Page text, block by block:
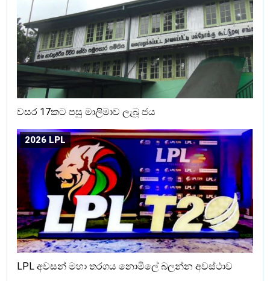
වසර 17කට පසු මාලිමාව ලැබූ ජය
2026 LPL
LPL අවසන් මහා තරගය නොමිලේ බලන්න අවස්ථාව